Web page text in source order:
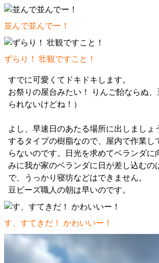
並んで並んでー！
ずらり！ 壮観ですこと！
すでに可愛くてドキドキします。
お祭りの屋台みたい！ りんご飴ならぬ
られないけどね！）
よし、早速日のあたる場所に出しましょ
するタイプの樹脂なので、屋内で作業し
らないのです。日光を求めてベランダに
みに我が家のベランダに日が差し込むの
で、うっかり寝坊などはできません。
豆ビーズ職人の朝は早いのです。
す、すてきだ！ かわいいー！